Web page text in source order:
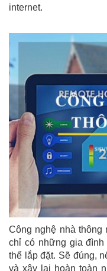
internet.
Công nghệ nhà thông
chỉ có những gia
thể lắp đặt. Sẽ đúng,
và xây lại hoàn toàn